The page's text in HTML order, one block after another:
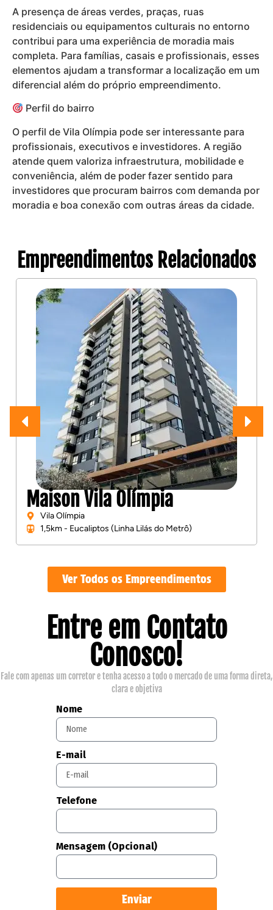
A presença de áreas verdes, praças, ruas
residenciais ou equipamentos culturais no entorno
contribui para uma experiência de moradia mais
completa. Para famílias, casais e profissionais, esses
elementos ajudam a transformar a localização em um
diferencial além do próprio empreendimento.
Perfil do bairro
O perfil de Vila Olímpia pode ser interessante para
profissionais, executivos e investidores. A região
atende quem valoriza infraestrutura, mobilidade e
conveniência, além de poder fazer sentido para
investidores que procuram bairros com demanda por
moradia e boa conexão com outras áreas da cidade.
Empreendimentos Relacionados
Maison Vila Olímpia
Vila Olímpia
1,5km - Eucaliptos (Linha Lilás do Metrô)
Ver Todos os Empreendimentos
Entre em Contato
Conosco!
Fale com apenas um corretor e tenha acesso a todo o mercado de uma forma direta,
clara e objetiva
Nome
E-mail
Telefone
Mensagem (Opcional)
Enviar